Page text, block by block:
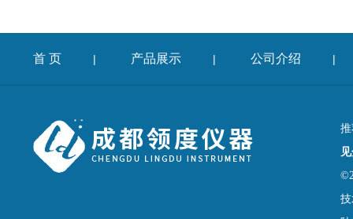
首 页 | 产品展示 | 公司介绍 |